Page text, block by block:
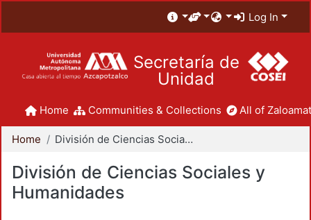
Log In
Secretaría de
Unidad
Home Communities & Collections All of
Home División de Ciencias Sociales y Humanidades
División de Ciencias Sociales y
Humanidades